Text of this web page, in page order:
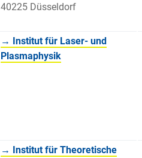
40225 Düsseldorf
→ Institut für Laser- und
Plasmaphysik
→ Institut für Theoretische